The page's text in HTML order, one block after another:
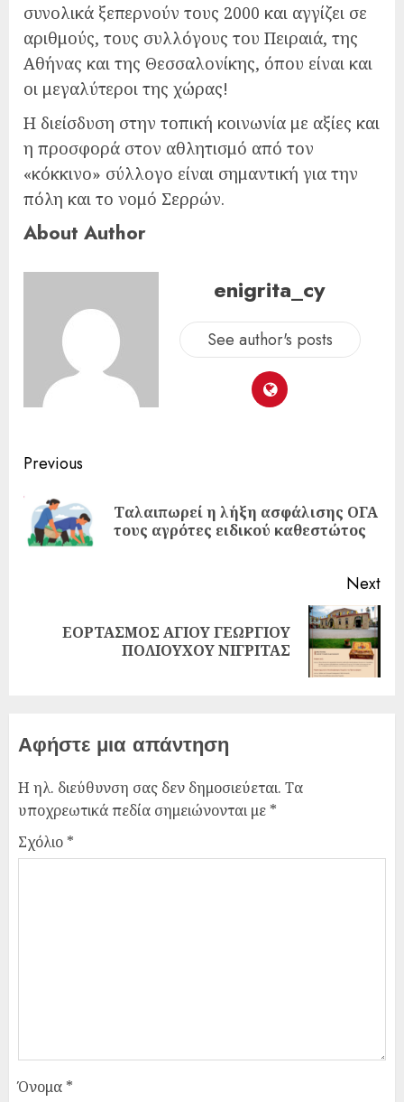
συνολικά ξεπερνούν τους 2000 και αγγίζει σε
αριθμούς, τους συλλόγους του Πειραιά, της
Αθήνας και της Θεσσαλονίκης, όπου είναι και
οι μεγαλύτεροι της χώρας!
Η διείσδυση στην τοπική κοινωνία με αξίες και
η προσφορά στον αθλητισμό από τον
«κόκκινο» σύλλογο είναι σημαντική για την
πόλη και το νομό Σερρών.
About Author
enigrita_cy
See author's posts
Previous
Ταλαιπωρεί η λήξη ασφάλισης ΟΓΑ
τους αγρότες ειδικού καθεστώτος
Next
ΕΟΡΤΑΣΜΟΣ ΑΓΙΟΥ ΓΕΩΡΓΙΟΥ
ΠΟΛΙΟΥΧΟΥ ΝΙΓΡΙΤΑΣ
Αφήστε μια απάντηση
Η ηλ. διεύθυνση σας δεν δημοσιεύεται. Τα
υποχρεωτικά πεδία σημειώνονται με *
Σχόλιο *
Όνομα *